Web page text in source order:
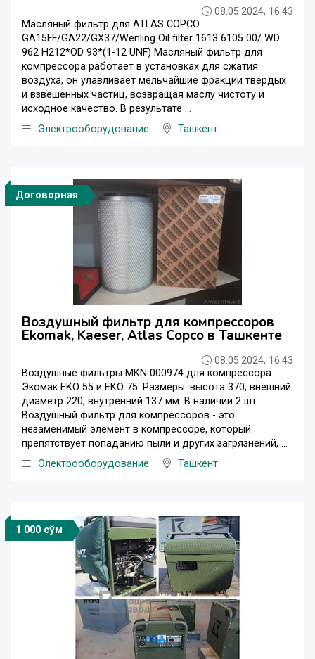
08.05.2024, 16:43
Масляный фильтр для ATLAS COPCO
GA15FF/GA22/GX37/Wenling Oil filter 1613 6105 00/ WD
962 H212*OD 93*(1-12 UNF) Масляный фильтр для
компрессора работает в установках для сжатия
воздуха, он улавливает мельчайшие фракции твердых
и взвешенных частиц, возвращая маслу чистоту и
исходное качество. В результате ...
Электрооборудование
Ташкент
Договорная
Воздушный фильтр для компрессоров
Ekomak, Kaeser, Atlas Copco в Ташкенте
08.05.2024, 16:43
Воздушные фильтры MKN 000974 для компрессора
Экомак EKO 55 и EKO 75. Размеры: высота 370, внешний
диаметр 220, внутренний 137 мм. В наличии 2 шт.
Воздушный фильтр для компрессоров - это
незаменимый элемент в компрессоре, который
препятствует попаданию пыли и других загрязнений, ...
Электрооборудование
Ташкент
1 000 сўм